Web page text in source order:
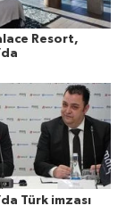
Resort,
Türk imzası